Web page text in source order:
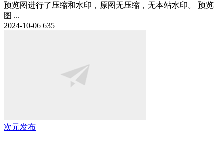
预览图进行了压缩和水印，原图无压缩，无本站水印。 预览
图 ...
2024-10-06 635
次元发布